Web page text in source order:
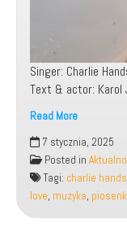
Singer: Charlie
Text & actor: Karol
Read More
Charlie
Handsomer
–
Love,
Love
7 stycznia, 2025
Posted in
Tagi: charlie
love, muzyka,